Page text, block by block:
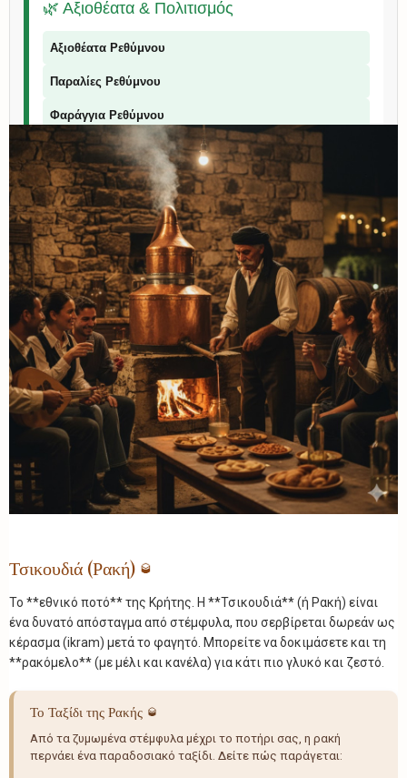
🌿 Αξιοθέατα & Πολιτισμός
Αξιοθέατα Ρεθύμνου
Παραλίες Ρεθύμνου
Φαράγγια Ρεθύμνου
Παραδοσιακά Προϊόντα
📞 Επικοινωνία
© 2026 Explorer Rethymno - Οδηγός για το Ρέθυμνο |explorer ρέθυμνο
Τσικουδιά (Ρακή) 🥃
Το **εθνικό ποτό** της Κρήτης. Η **Τσικουδιά** (ή Ρακή) είναι
ένα δυνατό απόσταγμα από στέμφυλα, που σερβίρεται δωρεάν ως
κέρασμα (ikram) μετά το φαγητό. Μπορείτε να δοκιμάσετε και τη
**ρακόμελο** (με μέλι και κανέλα) για κάτι πιο γλυκό και ζεστό.
Το Ταξίδι της Ρακής 🥃
Από τα ζυμωμένα στέμφυλα μέχρι το ποτήρι σας, η ρακή
περνάει ένα παραδοσιακό ταξίδι. Δείτε πώς παράγεται: